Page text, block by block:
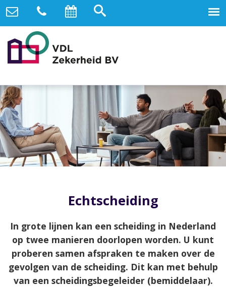
Echtscheiding
In grote lijnen kan een scheiding in Nederland
op twee manieren doorlopen worden. U kunt
proberen samen afspraken te maken over de
gevolgen van de scheiding. Dit kan met behulp
van een scheidingsbegeleider (bemiddelaar).